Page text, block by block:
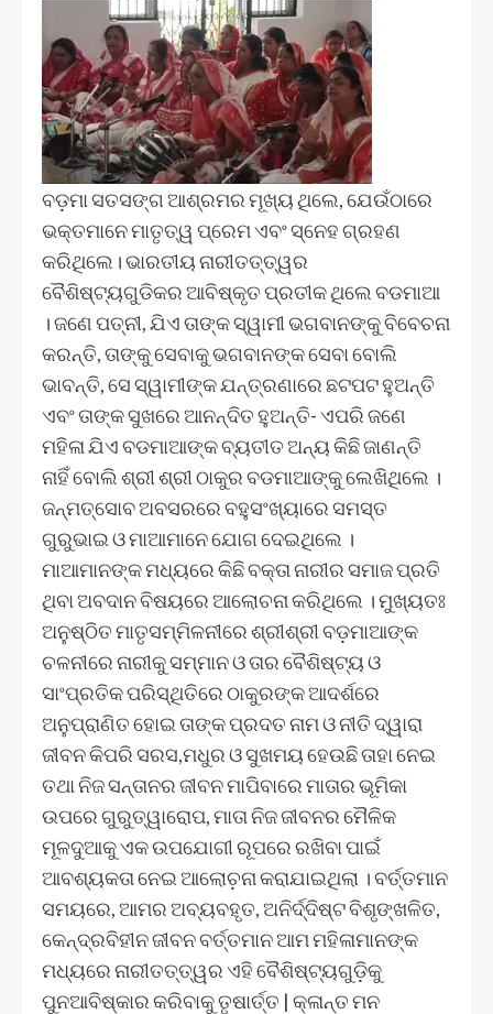
ବଡ଼ମା ସତସଙ୍ଗ ଆଶ୍ରମର ମୂଖ୍ୟ ଥିଲେ, ଯେଉଁଠାରେ
ଭକ୍ତମାନେ ମାତୃତ୍ୱ ପ୍ରେମ ଏବଂ ସ୍ନେହ ଗ୍ରହଣ
କରିଥିଲେ। ଭାରତୀୟ ନାରୀତତ୍ତ୍ୱର
ବୈଶିଷ୍ଟ୍ୟଗୁଡିକର ଆବିଷ୍କୃତ ପ୍ରତୀକ ଥିଲେ ବଡମାଆ
। ଜଣେ ପତ୍ନୀ, ଯିଏ ତାଙ୍କ ସ୍ୱାମୀ ଭଗବାନଙ୍କୁ ବିବେଚନା
କରନ୍ତି, ତାଙ୍କୁ ସେବାକୁ ଭଗବାନଙ୍କ ସେବା ବୋଲି
ଭାବନ୍ତି, ସେ ସ୍ୱାମୀଙ୍କ ଯନ୍ତ୍ରଣାରେ ଛଟପଟ ହୁଅନ୍ତି
ଏବଂ ତାଙ୍କ ସୁଖରେ ଆନନ୍ଦିତ ହୁଅନ୍ତି- ଏପରି ଜଣେ
ମହିଳା ଯିଏ ବଡମାଆଙ୍କ ବ୍ୟତୀତ ଅନ୍ୟ କିଛି ଜାଣନ୍ତି
ନାହିଁ ବୋଲି ଶ୍ରୀ ଶ୍ରୀ ଠାକୁର ବଡମାଆଙ୍କୁ ଲେଖିଥିଲେ ।
ଜନ୍ମତ୍ସୋବ ଅବସରରେ ବହୁସଂଖ୍ୟାରେ ସମସ୍ତ
ଗୁରୁଭାଇ ଓ ମାଆମାନେ ଯୋଗ ଦେଇଥିଲେ ।
ମାଆମାନଙ୍କ ମଧ୍ୟରେ କିଛି ବକ୍ତା ନାରୀର ସମାଜ ପ୍ରତି
ଥିବା ଅବଦାନ ବିଷୟରେ ଆଲୋଚନା କରିଥିଲେ । ମୁଖ୍ୟତଃ
ଅନୁଷ୍ଠିତ ମାତୃସମ୍ମିଳନୀରେ ଶ୍ରୀଶ୍ରୀ ବଡ଼ମାଆଙ୍କ
ଚଳନୀରେ ନାରୀକୁ ସମ୍ମାନ ଓ ତାର ବୈଶିଷ୍ଟ୍ୟ ଓ
ସାଂପ୍ରତିକ ପରିସ୍ଥିତିରେ ଠାକୁରଙ୍କ ଆଦର୍ଶରେ
ଅନୁପ୍ରାଣିତ ହୋଇ ତାଙ୍କ ପ୍ରଦତ ନାମ ଓ ନୀତି ଦ୍ୱାରା
ଜୀବନ କିପରି ସରସ,ମଧୁର ଓ ସୁଖମୟ ହେଉଛି ତାହା ନେଇ
ତଥା ନିଜ ସନ୍ତାନର ଜୀବନ ମାପିବାରେ ମାତାର ଭୂମିକା
ଉପରେ ଗୁରୁତ୍ୱାରୋପ, ମାତା ନିଜ ଜୀବନର ମୈଳିକ
ମୂଳଦୁଆକୁ ଏକ ଉପଯୋଗୀ ରୂପରେ ରଖିବା ପାଇଁ
ଆବଶ୍ୟକତା ନେଇ ଆଲୋଚ଼ନା କରାଯାଇଥିଲା । ବର୍ତ୍ତମାନ
ସମୟରେ, ଆମର ଅବ୍ୟବହୃତ, ଅନିର୍ଦ୍ଦିଷ୍ଟ ବିଶୃଙ୍ଖଳିତ,
କେନ୍ଦ୍ରବିହୀନ ଜୀବନ ବର୍ତ୍ତମାନ ଆମ ମହିଳାମାନଙ୍କ
ମଧ୍ୟରେ ନାରୀତତ୍ତ୍ୱର ଏହି ବୈଶିଷ୍ଟ୍ୟଗୁଡ଼ିକୁ
ପୁନଆବିଷ୍କାର କରିବାକୁ ତୃଷାର୍ତ୍ତ | କ୍ଳାନ୍ତ ମନ